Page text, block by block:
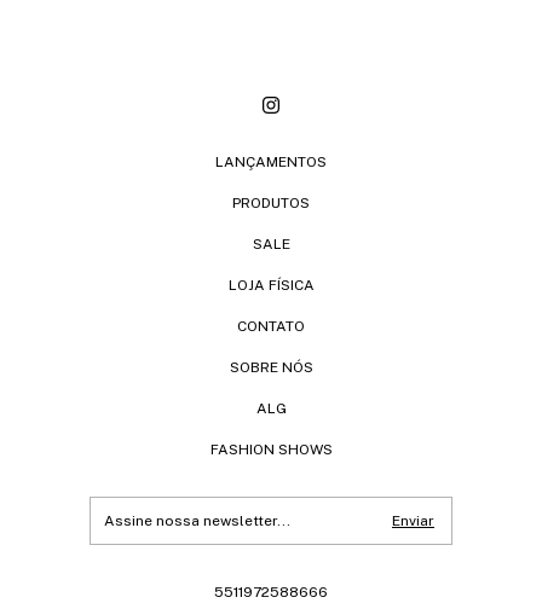
LANÇAMENTOS
PRODUTOS
SALE
LOJA FÍSICA
CONTATO
SOBRE NÓS
ALG
FASHION SHOWS
5511972588666